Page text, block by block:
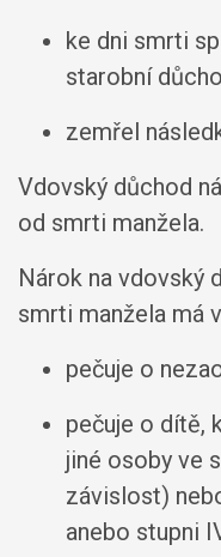
ke dni smrti
starobní
zemřel
Vdovský důchod
od smrti manžela.
Nárok na vdovský
smrti manžela má
pečuje o
pečuje o dítě,
jiné osoby ve
závislost)
anebo stupni